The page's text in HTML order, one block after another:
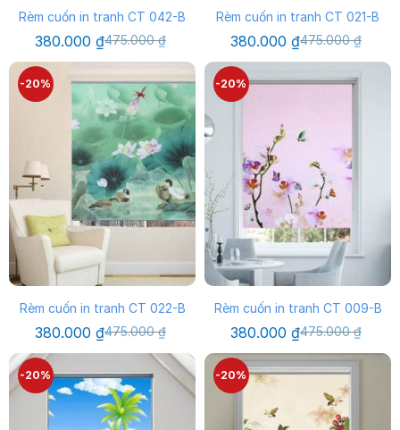
Rèm cuốn in tranh CT 042-B
475.000₫
Giá
gốc
475.000 ₫.
380.000 ₫Giá
hiện
là:
380.000 ₫.
Rèm cuốn in tranh CT 021-B
475.000₫
Giá
gốc
475.000 ₫.
380.000 ₫Giá
hiện
là:
-20%
Rèm cuốn in tranh CT 022-B
475.000₫
Giá
gốc
475.000 ₫.
380.000 ₫Giá
hiện
là:
380.000 ₫.
-20%
Rèm cuốn in tranh CT 009-B
475.000₫
Giá
gốc
là:
475.000 ₫.
380.000 ₫Giá
hiện
tại
là:
380.000 ₫.
-20% -20%